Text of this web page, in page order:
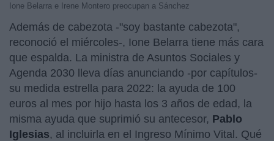
Ione Belarra e Irene Montero preocupan a Sánchez
Además de cabezota -"soy bastante cabezota",
reconoció el miércoles-, Ione Belarra tiene más cara
que espalda. La ministra de Asuntos Sociales y
Agenda 2030 lleva días anunciando -por capítulos-
su medida estrella para 2022: la ayuda de 100
euros al mes por hijo hasta los 3 años de edad, la
misma ayuda que suprimió su antecesor, Pablo
Iglesias, al incluirla en el Ingreso Mínimo Vital. Qué